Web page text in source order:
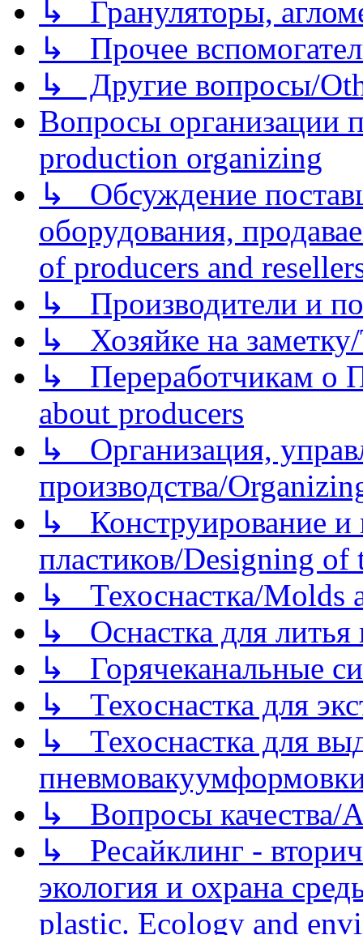
↳ Грануляторы,
↳ Прочее
↳ Другие вопросы/
Вопросы организации
production organizing
↳ Обсуждение
оборудования,
of producers and
↳ Производители и
↳ Хозяйке на
↳ Переработчикам о
about producers
↳ Организация,
производства/
↳ Конструирование и
пластиков/Designing of
↳ Техоснастка/Molds
↳ Оснастка для литья
↳ Горячеканальные
↳ Техоснастка для
↳ Техоснастка для
↳ Вопросы качества/
↳ Ресайклинг -
экология и охрана
plastic. Ecology and